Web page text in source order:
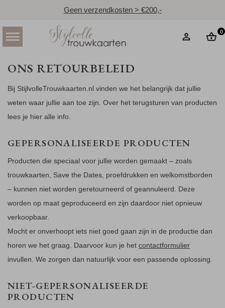
Geen verzendkosten > €200,-
0
ONS RETOURBELEID
Bij StijlvolleTrouwkaarten.nl vinden we het belangrijk dat jullie
weten waar jullie aan toe zijn. Over het terugsturen van producten
lees je hier alle info.
GEPERSONALISEERDE PRODUCTEN
Producten die speciaal voor jullie worden gemaakt – zoals
trouwkaarten, Save the Dates, proefdrukken en welkomstborden
– kunnen niet worden geretourneerd of geannuleerd. Deze
worden op maat geproduceerd en zijn daardoor niet opnieuw
verkoopbaar.
Mocht er onverhoopt iets niet goed gaan zijn in de productie dan
horen we het graag. Daarvoor kun je het contactformulier
invullen. We zorgen dan natuurlijk voor een passende oplossing.
NIET-GEPERSONALISEERDE
PRODUCTEN